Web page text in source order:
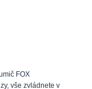
FOX
vše zvládnete v